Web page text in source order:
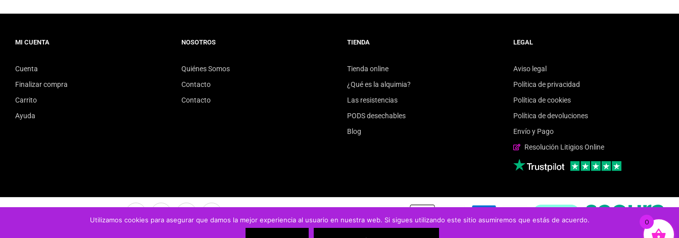
MI CUENTA
Cuenta
Finalizar compra
Carrito
Ayuda
NOSOTROS
Quiénes Somos
Contacto
Contacto
TIENDA
Tienda online
¿Qué es la alquimia?
Las resistencias
PODS desechables
Blog
LEGAL
Aviso legal
Política de privacidad
Política de cookies
Política de devoluciones
Envío y Pago
Resolución Litigios Online
0
Utilizamos cookies para asegurar que damos la mejor experiencia al usuario en nuestra web. Si sigues utilizando este sitio asumiremos que estás de acuerdo.